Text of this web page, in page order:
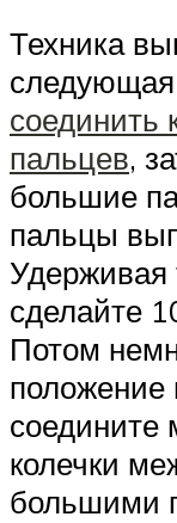
Техника
соединить
пальцев,
большие
пальцы
Удерживая
сделайте
Потом
положение
соедините
колечки
большими